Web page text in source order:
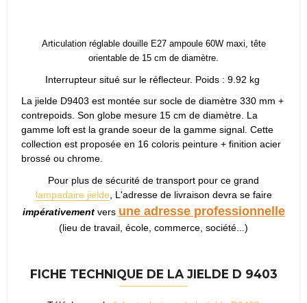
Articulation réglable douille E27 ampoule 60W maxi, tête
orientable de 15 cm de diamètre.
Interrupteur situé sur le réflecteur. Poids : 9.92 kg
La jielde D9403 est montée sur socle de diamètre 330 mm +
contrepoids. Son globe mesure 15 cm de diamètre. La
gamme loft est la grande soeur de la gamme signal. Cette
collection est proposée en 16 coloris peinture + finition acier
brossé ou chrome.
Pour plus de sécurité de transport pour ce grand
lampadaire jielde , L'adresse de livraison devra se faire
impérativementvers une adresse professionnelle
(lieu de travail, école, commerce, société...)
FICHE TECHNIQUE DE LA JIELDE D 9403